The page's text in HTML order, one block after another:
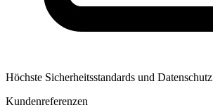
Höchste Sicherheitsstandards und Datenschutz
Kundenreferenzen